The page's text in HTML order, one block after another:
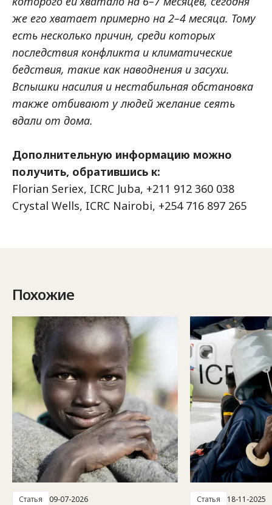
же его хватает примерно на 2–4 месяца. Тому
есть несколько причин, среди которых
последствия конфликта и климатические
бедствия, такие как наводнения и засухи.
Вспышки насилия и нестабильная обстановка
также отбивают у людей желание сеять
вдали от дома.
Дополнительную информацию можно
получить, обратившись к:
Florian Seriex, ICRC Juba, +211 912 360 038
Crystal Wells, ICRC Nairobi, +254 716 897 265
Похожие
Статья 09-07-2026 Статья 18-11-2025